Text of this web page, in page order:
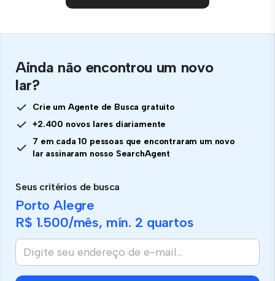
Ainda não encontrou um novo
lar?
Crie um Agente de Busca gratuito
+2.400 novos lares diariamente
7 em cada 10 pessoas que encontraram um novo
lar assinaram nosso SearchAgent
Seus critérios de busca
Porto Alegre
R$ 1.500/mês, mín. 2 quartos